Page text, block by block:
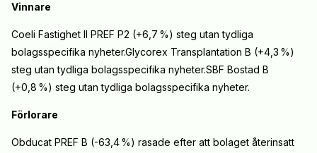
Vinnare
Coeli Fastighet II PREF P2 (+6,7 %) steg utan tydliga
bolagsspecifika nyheter.Glycorex Transplantation B (+4,3 %)
steg utan tydliga bolagsspecifika nyheter.SBF Bostad B
(+0,8 %) steg utan tydliga bolagsspecifika nyheter.
Förlorare
Obducat PREF B (-63,4%) rasade efter att bolaget återinsatt